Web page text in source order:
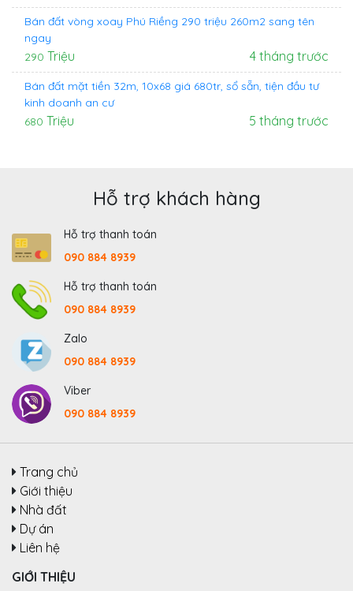
Bán đất vòng xoay Phú Riềng 290 triệu 260m2 sang tên
ngay
290 Triệu 4 tháng trước
Bán đất mặt tiền 32m, 10x68 giá 680tr, sổ sẵn, tiện đầu tư
kinh doanh an cư
680 Triệu 5 tháng trước
Hỗ trợ khách hàng
Hỗ trợ thanh toán
090 884 8939
Hỗ trợ thanh toán
090 884 8939
Zalo
090 884 8939
Viber
090 884 8939
Trang chủ
Giới thiệu
Nhà đất
Dự án
Liên hệ
GIỚI THIỆU